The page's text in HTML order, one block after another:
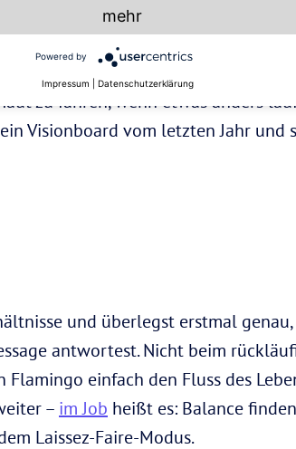
willst du am besten immer sagen,
ist der rückläufige Merkur jetzt
zu fahren, wenn etwas anders
Visionboard vom letzten Jahr und
und überlegst erstmal
antwortest. Nicht beim
einfach den Fluss des
– im Job heißt es: Balance
Laissez-Faire-Modus.
mehr
Powered by
Impressum Datenschutzerklärung